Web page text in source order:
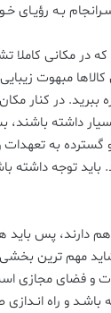
بـه رؤیـای
در مکانی کاملا
مبهوت
ببرید. در کنار
داشته باشند،
به
باید توجه
دارند، پس باید
مهم ترین
و فضای
باشـد و راه